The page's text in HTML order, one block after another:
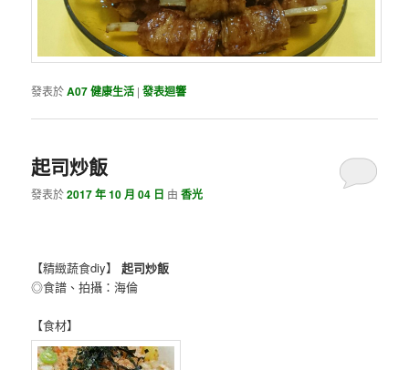
發表於A07 健康生活 |發表迴響
起司炒飯
發表於2017 年 10 月 04 日 由香光
【精緻蔬食diy】起司炒飯
◎食譜、拍攝：海倫
【食材】